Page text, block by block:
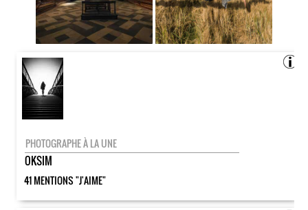
PHOTOGRAPHE À LA UNE
OKSIM
41 MENTIONS "J'AIME"